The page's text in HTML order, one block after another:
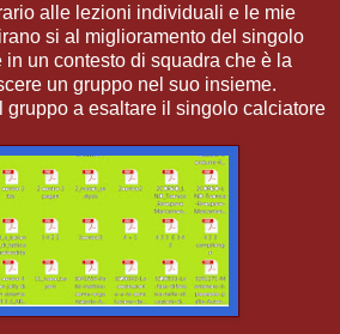
alle lezioni individuali e le mie
si al miglioramento del singolo
un contesto di squadra che è la
un gruppo nel suo insieme.
gruppo a esaltare il singolo calciatore